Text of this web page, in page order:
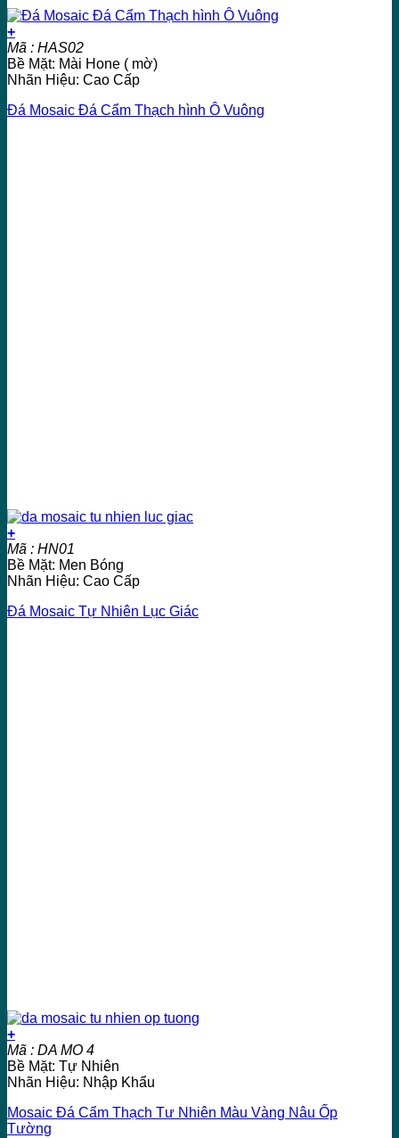
+
Mã : HAS02
Bề Mặt: Mài Hone ( mờ)
Nhãn Hiệu: Cao Cấp
Đá Mosaic Đá Cẩm Thạch hình Ô Vuông
+
Mã : HN01
Bề Mặt: Men Bóng
Nhãn Hiệu: Cao Cấp
Đá Mosaic Tự Nhiên Lục Giác
+
Mã : DA MO 4
Bề Mặt: Tự Nhiên
Nhãn Hiệu: Nhập Khẩu
Mosaic Đá Cẩm Thạch Tư Nhiên Màu Vàng Nâu Ốp
Tường